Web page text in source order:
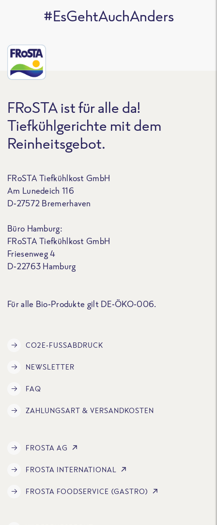
#EsGehtAuchAnders
FRoSTA ist für alle da!
Tiefkühlgerichte mit dem
Reinheitsgebot.
FRoSTA Tiefkühlkost GmbH
Am Lunedeich 116
D-27572 Bremerhaven
Büro Hamburg:
FRoSTA Tiefkühlkost GmbH
Friesenweg 4
D-22763 Hamburg
Für alle Bio-Produkte gilt DE-ÖKO-006.
CO2E-FUSSABDRUCK
NEWSLETTER
FAQ
ZAHLUNGSART & VERSANDKOSTEN
FROSTA AG
FROSTA INTERNATIONAL
FROSTA FOODSERVICE (GASTRO)